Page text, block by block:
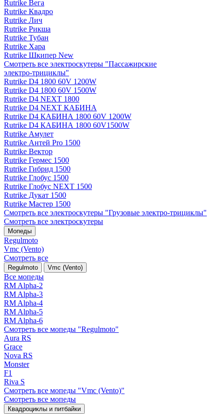
Rutrike Вега
Rutrike Квадро
Rutrike Лич
Rutrike Рикша
Rutrike Тубан
Rutrike Хара
Rutrike Шкипер New
Смотреть все электро­скутеры "Пассажирские
электро‑трициклы"
Rutrike D4 1800 60V 1200W
Rutrike D4 1800 60V 1500W
Rutrike D4 NEXT 1800
Rutrike D4 NEXT КАБИНА
Rutrike D4 КАБИНА 1800 60V 1200W
Rutrike D4 КАБИНА 1800 60V1500W
Rutrike Амулет
Rutrike Антей Pro 1500
Rutrike Вектор
Rutrike Гермес 1500
Rutrike Гибрид 1500
Rutrike Глобус 1500
Rutrike Глобус NEXT 1500
Rutrike Дукат 1500
Rutrike Мастер 1500
Смотреть все электро­скутеры "Грузовые электро‑трициклы"
Смотреть все электро­скутеры
Мопеды
Regulmoto
Vmc (Vento)
Смотреть все
Regulmoto Vmc (Vento)
Все мопеды
RM Alpha-2
RM Alpha-3
RM Alpha-4
RM Alpha-5
RM Alpha-6
Смотреть все мопеды "Regulmoto"
Aura RS
Grace
Nova RS
Monster
F1
Riva S
Смотреть все мопеды "Vmc (Vento)"
Смотреть все мопеды
Квадроциклы и питбайки